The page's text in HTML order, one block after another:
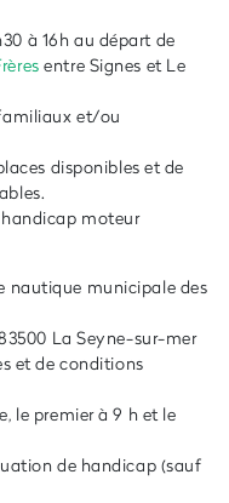
à 16h au départ de
entre Signes et Le
et/ou
disponibles et de
moteur
nautique municipale des
La Seyne-sur-mer
et de conditions
le premier à 9 h et le
de handicap (sauf